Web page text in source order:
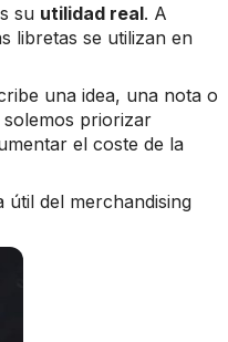
su utilidad real. A
libretas se utilizan en
una idea, una nota o
priorizar
el coste de la
útil del merchandising